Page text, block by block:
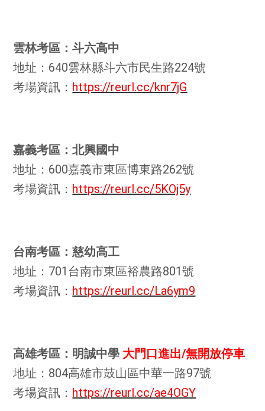
雲林考區：斗六高中
地址：640雲林縣斗六市民生路224號
考場資訊： https://reurl.cc/knr7jG
嘉義考區：北興國中
地址：600嘉義市東區博東路262號
考場資訊： https://reurl.cc/5KOj5y
台南考區：慈幼高工
地址：701台南市東區裕農路801號
考場資訊： https://reurl.cc/La6ym9
高雄考區：明誠中學 大門口進出/無開放停車
地址：804高雄市鼓山區中華一路97號
考場資訊： https://reurl.cc/ae4OGY